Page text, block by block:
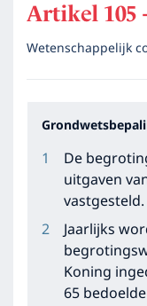
Artikel 105
Wetenschappelijk
De
uitgaven
vastgesteld.
Jaarlijks
Koning
65